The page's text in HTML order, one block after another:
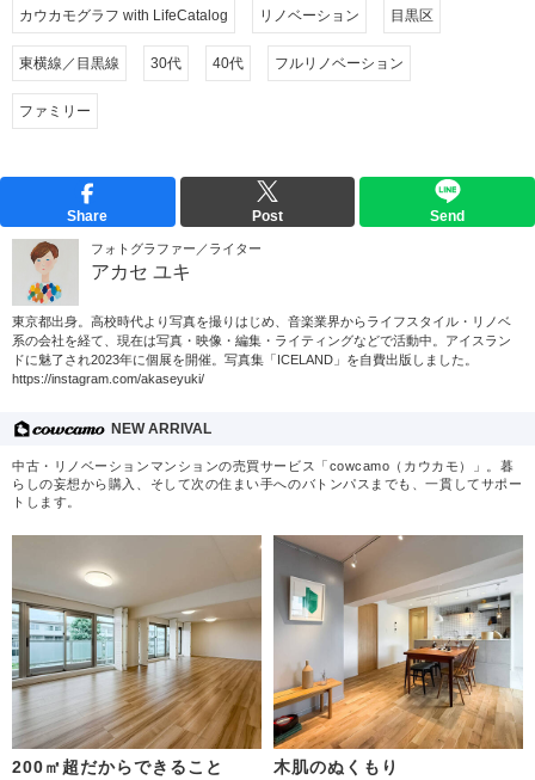
カウカモグラフ with LifeCatalog リノベーション 目黒区
東横線／目黒線 30代 40代 フルリノベーション
ファミリー
Share Post Send
フォトグラファー／ライター
アカセ ユキ
東京都出身。高校時代より写真を撮りはじめ、音楽業界からライフスタイル・リノベ
系の会社を経て、現在は写真・映像・編集・ライティングなどで活動中。アイスラン
ドに魅了され2023年に個展を開催。写真集「ICELAND」を自費出版しました。
https://instagram.com/akaseyuki/
NEW ARRIVAL
中古・リノベーションマンションの売買サービス「cowcamo（カウカモ）」。暮
らしの妄想から購入、そして次の住まい手へのバトンパスまでも、一貫してサポー
トします。
200㎡超だからできること 木肌のぬくもり